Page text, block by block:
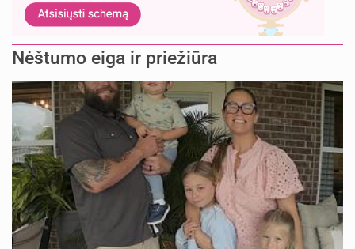
Nėštumo eiga ir priežiūra